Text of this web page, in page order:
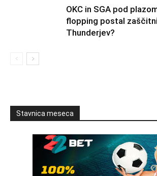
OKC in SGA pod
flopping postal
Thunderjev?
Stavnica meseca